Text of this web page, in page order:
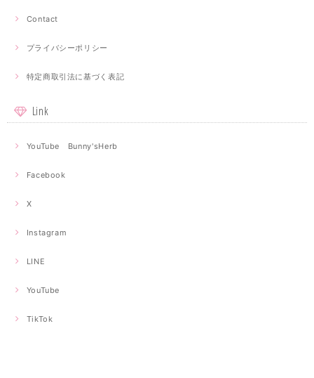
Contact
プライバシーポリシー
特定商取引法に基づく表記
Link
YouTube Bunny'sHerb
Facebook
X
Instagram
LINE
YouTube
TikTok